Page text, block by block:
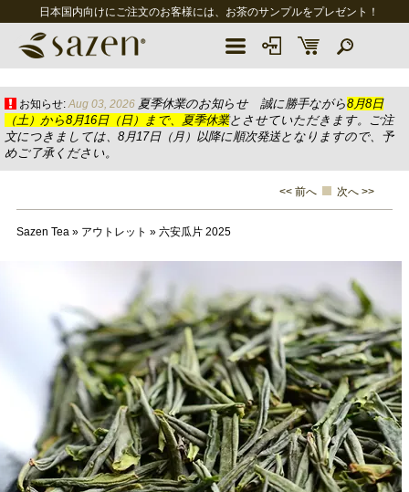
日本国内向けにご注文のお客様には、お茶のサンプルをプレゼント！
お知らせ: Aug 03, 2026 夏季休業のお知らせ 誠に勝手ながら8月8日
（土）から8月16日（日）まで、夏季休業とさせていただきます。ご注
文につきましては、8月17日（月）以降に順次発送となりますので、予
めご了承ください。
<< 前へ 次へ >>
Sazen Tea» アウトレット » 六安瓜片 2025